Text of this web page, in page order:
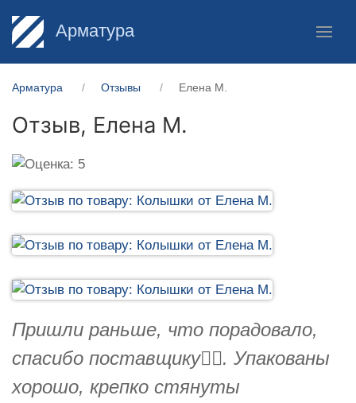
Арматура
Арматура Отзывы Елена М.
Отзыв, Елена М.
Пришли раньше, что порадовало,
спасибо поставщику👍🏻. Упакованы
хорошо, крепко стянуты